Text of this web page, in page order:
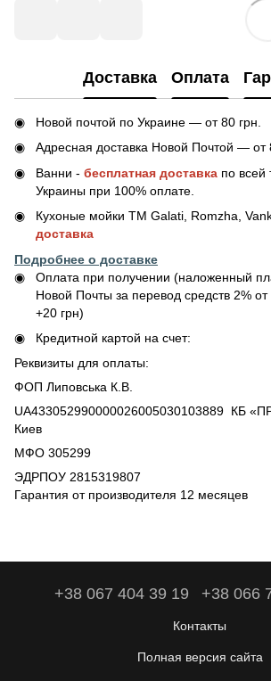
Доставка Оплата
Новой почтой по Украине — от 80 грн.
Адресная доставка Новой Почтой — от
Ванни - бесплатная доставка по всей
Украины при 100% оплате.
Кухоные мойки ТМ Galati, Romzha,
доставка
Подробнее о доставке
Оплата при получении (наложенный
Новой Почты за перевод средств 2%
+20 грн)
Кредитной картой на счет:
Реквизиты для оплаты:
ФОП Липовська К.В.
UA433052990000026005030103889 КБ
Киев
МФО 305299
ЭДРПОУ 2815319807
Гарантия от производителя 12 месяцев
+38 067 404 39 19 +38 066
Контакты
Полная версия сайта